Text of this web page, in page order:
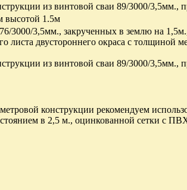
из винтовой сваи 89/3000/
высотой 1.5м
3000/3,5мм., закрученных в землю на
листа двустороннего окраса с толщиной
из винтовой сваи 89/3000/
конструкции рекомендуем
в 2,5 м., оцинкованной сетки с